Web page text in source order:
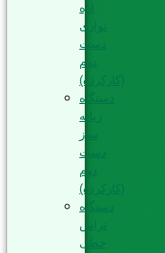
اره
نواری
دست
دوم
(کارکرده)
دستگاه
زبانه
ساز
دست
دوم
(کارکرده)
دستگاه
تراش
خطی